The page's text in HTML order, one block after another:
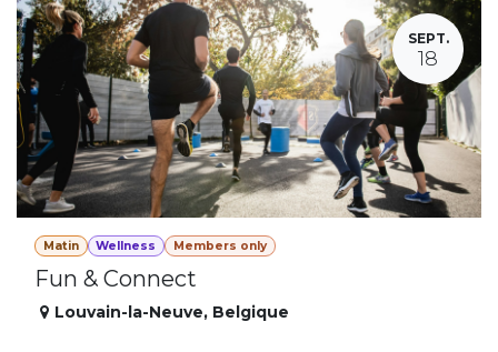
SEPT.
18
Matin Wellness Members only
Fun & Connect
Louvain-la-Neuve, Belgique